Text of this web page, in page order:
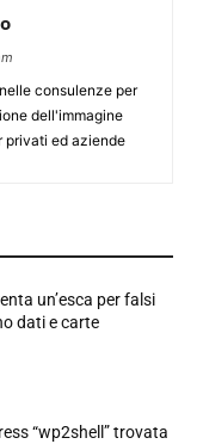
consulenze per
dell'immagine
privati ed aziende
un’esca per falsi
dati e carte
“wp2shell” trovata